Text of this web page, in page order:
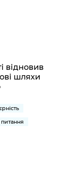
відновив
шляхи
питання